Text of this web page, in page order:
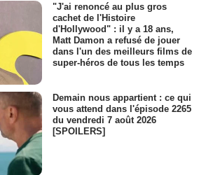
"J'ai renoncé au plus gros
cachet de l'Histoire
d'Hollywood" : il y a 18 ans,
Matt Damon a refusé de jouer
dans l'un des meilleurs films de
super-héros de tous les temps
Demain nous appartient : ce qui
vous attend dans l'épisode 2265
du vendredi 7 août 2026
[SPOILERS]